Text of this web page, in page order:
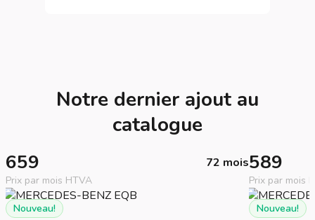
Notre dernier ajout au
catalogue
659 72 mois
Prix par mois HTVA
Nouveau!
589
Prix par mois
Nouveau!